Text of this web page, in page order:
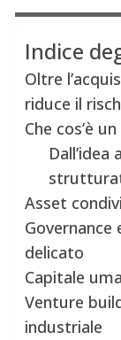
Indice
Oltre
riduce il
Che cos’è
Asset
Governance
delicato
Capitale
Venture
industriale